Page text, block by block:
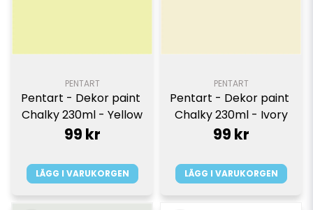
PENTART
Pentart - Dekor paint
Chalky 230ml - Yellow
99 kr
LÄGG I VARUKORGEN
PENTART
Pentart - Dekor paint
Chalky 230ml - Ivory
99 kr
LÄGG I VARUKORGEN